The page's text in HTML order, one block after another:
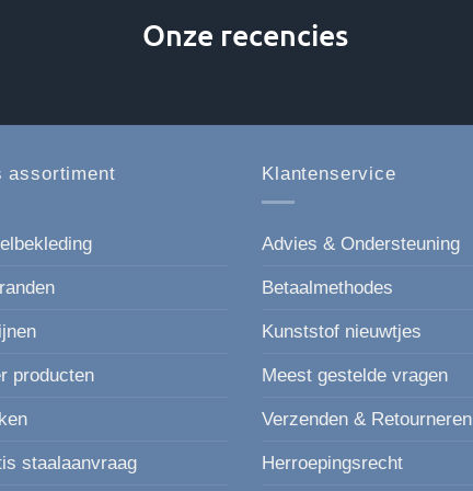
Onze recencies
assortiment
producten
staalaanvraag
Klantenservice
Advies & Ondersteuning
Betaalmethodes
Kunststof nieuwtjes
Meest gestelde vragen
Verzenden & Retourneren
Herroepingsrecht